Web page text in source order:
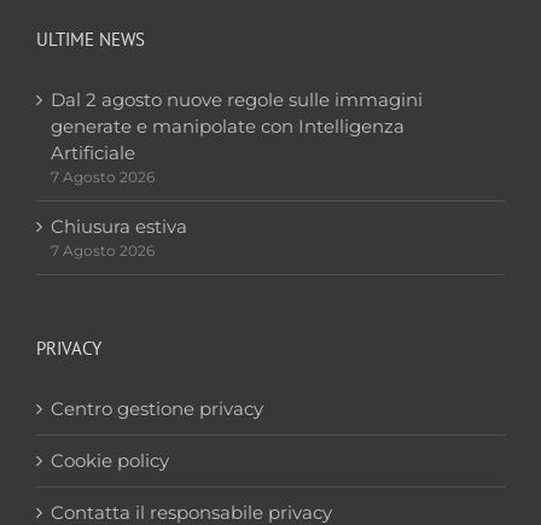
ULTIME NEWS
Dal 2 agosto nuove regole sulle immagini
generate e manipolate con Intelligenza
Artificiale
7 Agosto 2026
Chiusura estiva
7 Agosto 2026
PRIVACY
Centro gestione privacy
Cookie policy
Contatta il responsabile privacy